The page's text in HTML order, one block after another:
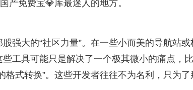
产免费宝💎库最迷人的地方。
强大的“社区力量”。在一些小而美的导航站
工具可能只是解决了一个极其微小的痛点，
格式转换”。这些开发者往往不为名利，只为了